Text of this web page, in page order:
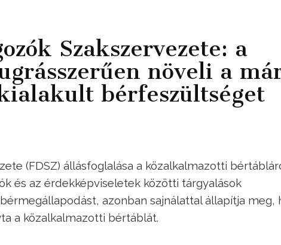
Szakszervezete: a
növeli a
bérfeszültséget
(FDSZ) állásfoglalása a közalkalmazotti
és az érdekképviseletek közötti tárgyalások
azonban sajnálattal állapítja meg,
a közalkalmazotti bértáblát.